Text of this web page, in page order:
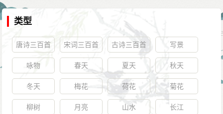
类型
唐诗三百首 宋词三百首 古诗三百首 写景
咏物 春天 夏天 秋天
冬天 梅花 荷花 菊花
柳树 月亮 山水 长江